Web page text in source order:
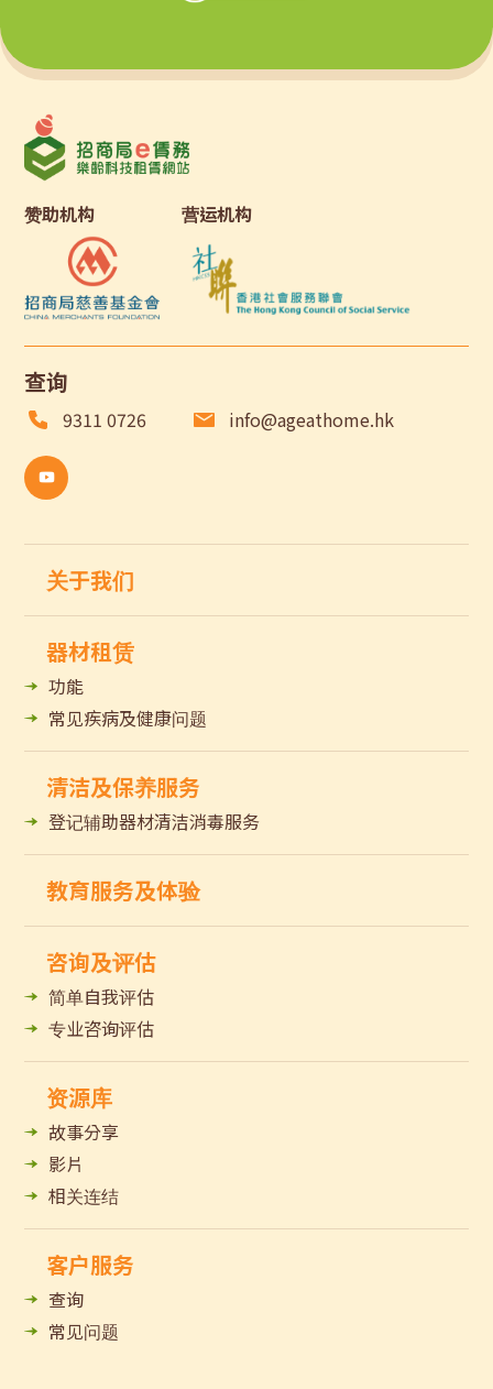
赞助机构 营运机构
查询
9311 0726 info@ageathome.hk
关于我们
器材租赁
功能
常见疾病及健康问题
清洁及保养服务
登记辅助器材清洁消毒服务
教育服务及体验
咨询及评估
简单自我评估
专业咨询评估
资源库
故事分享
影片
相关连结
客户服务
查询
常见问题